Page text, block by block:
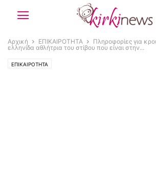
Αρχική ΕΠΙΚΑΙΡΟΤΗΤΑ
Πληροφορίες για
ελληνίδα αθλήτρια του στίβου που είναι στην...
ΕΠΙΚΑΙΡΟΤΗΤΑ